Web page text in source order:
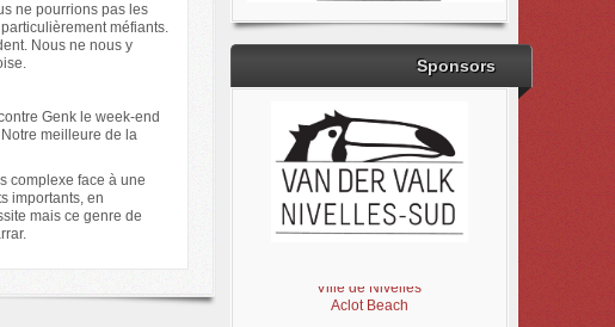
ne pourrions pas les
méfiants.
Nous ne nous y
Genk le week-end
meilleure de la
complexe face à une
importants, en
mais ce genre de
Sponsors
Ville de Nivelles
Aclot Beach